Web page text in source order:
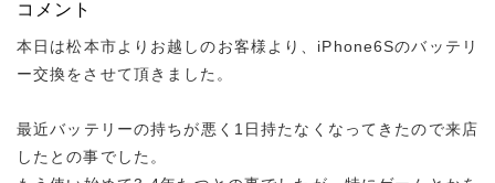
コメント
本日は松本市よりお越しのお客様より、iPhone6Sのバッテリ
ー交換をさせて頂きました。
最近バッテリーの持ちが悪く1日持たなくなってきたので来店
したとの事でした。